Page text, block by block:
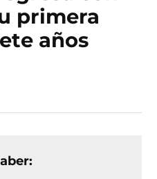
primera
años